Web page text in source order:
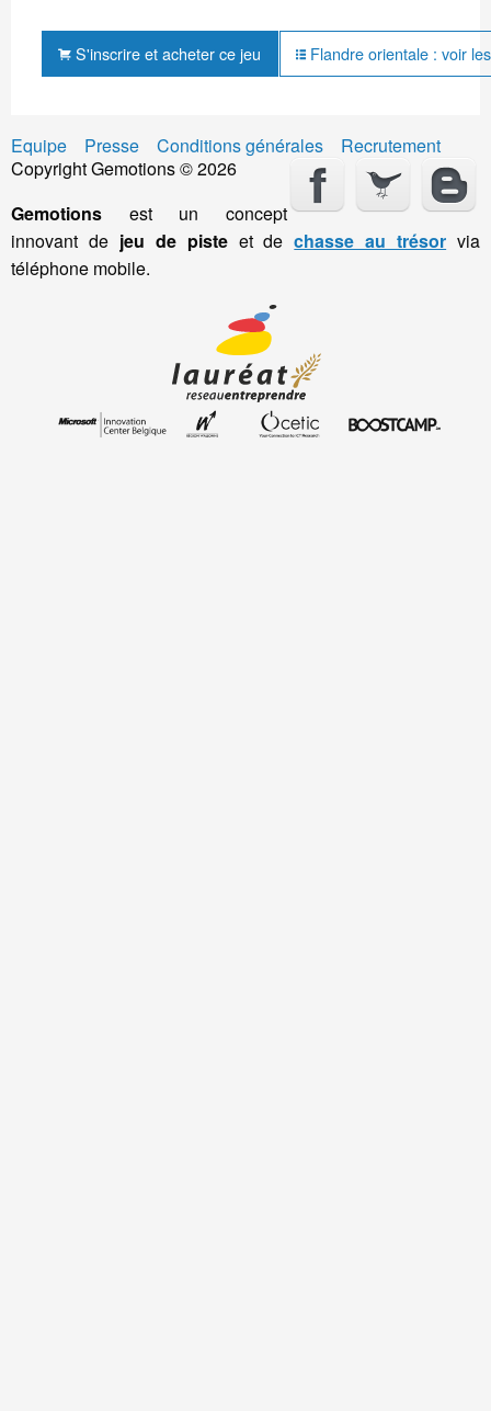
S'inscrire et acheter ce jeu Flandre orientale : voir
Equipe Presse Conditions générales
Recrutement
Copyright Gemotions © 2026
Gemotions est un concept
innovant de jeu de pisteet dechasse au trésor via
téléphone mobile.